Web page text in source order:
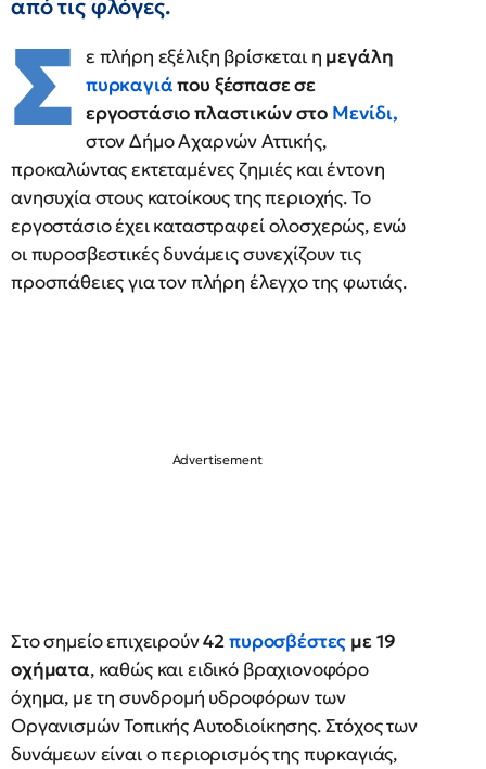
από τις φλόγες.
Σ ε πλήρη εξέλιξη βρίσκεται η μεγάλη
πυρκαγιάπου ξέσπασε σε
εργοστάσιο πλαστικών στο Μενίδι,
στον Δήμο Αχαρνών Αττικής,
προκαλώντας εκτεταμένες ζημιές και έντονη
ανησυχία στους κατοίκους της περιοχής. Το
εργοστάσιο έχει καταστραφεί ολοσχερώς, ενώ
οι πυροσβεστικές δυνάμεις συνεχίζουν τις
προσπάθειες για τον πλήρη έλεγχο της φωτιάς.
Στο σημείο επιχειρούν42πυροσβέστες με 19
οχήματα, καθώς και ειδικό βραχιονοφόρο
όχημα, με τη συνδρομή υδροφόρων των
Οργανισμών Τοπικής Αυτοδιοίκησης. Στόχος των
δυνάμεων είναι ο περιορισμός της πυρκαγιάς,